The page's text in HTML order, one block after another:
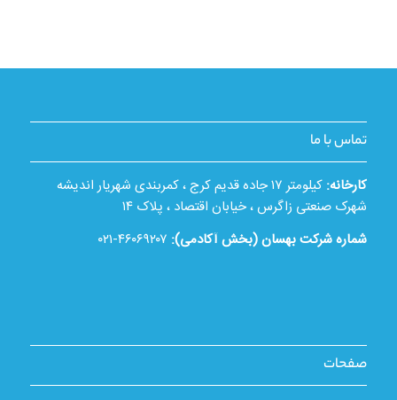
تماس با ما
کارخانه:
کیلومتر ۱۷ جاده قدیم کرج ، کمربندی شهریار اندیشه
شهرک صنعتی زاگرس ، خیابان اقتصاد ، پلاک ۱۴
شماره شرکت بهسان (بخش آکادمی): ۴۶۰۶۹۲۰۷-۰۲۱
صفحات